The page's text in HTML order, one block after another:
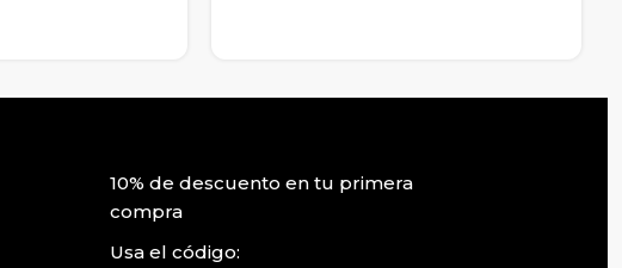
10% de descuento en tu primera
compra
Usa el código: